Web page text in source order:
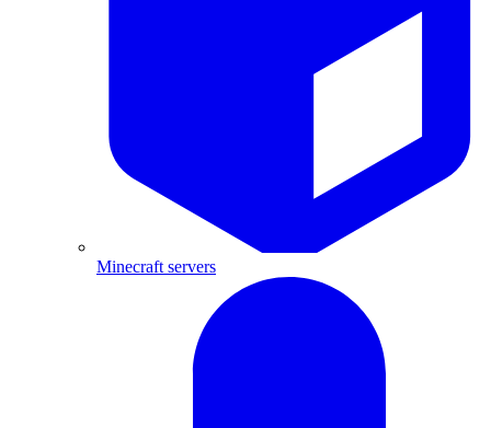
Minecraft servers